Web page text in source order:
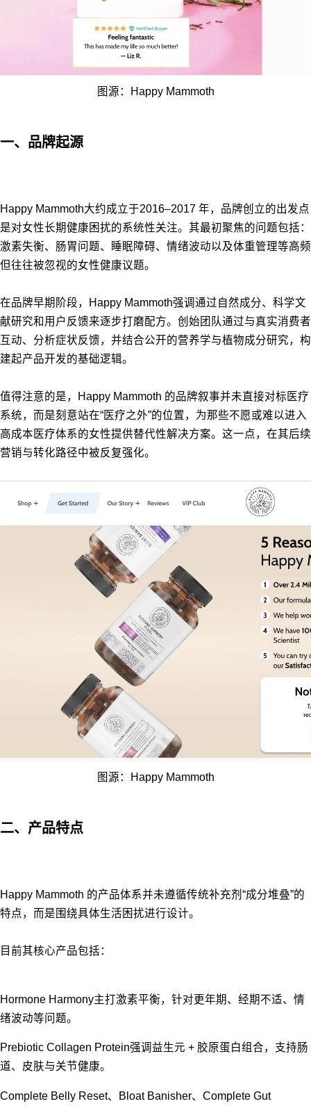
图源：Happy Mammoth
一、品牌起源
Happy Mammoth大约成立于2016–2017 年，品牌创立的出发点
是对女性长期健康困扰的系统性关注。其最初聚焦的问题包括：
激素失衡、肠胃问题、睡眠障碍、情绪波动以及体重管理等高频
但往往被忽视的女性健康议题。
在品牌早期阶段，Happy Mammoth强调通过自然成分、科学文
献研究和用户反馈来逐步打磨配方。创始团队通过与真实消费者
互动、分析症状反馈，并结合公开的营养学与植物成分研究，构
建起产品开发的基础逻辑。
值得注意的是，Happy Mammoth 的品牌叙事并未直接对标医疗
系统，而是刻意站在“医疗之外”的位置，为那些不愿或难以进入
高成本医疗体系的女性提供替代性解决方案。这一点，在其后续
营销与转化路径中被反复强化。
图源：Happy Mammoth
二、产品特点
Happy Mammoth 的产品体系并未遵循传统补充剂“成分堆叠”的
特点，而是围绕具体生活困扰进行设计。
目前其核心产品包括：
Hormone Harmony主打激素平衡，针对更年期、经期不适、情
绪波动等问题。
Prebiotic Collagen Protein强调益生元 + 胶原蛋白组合，支持肠
道、皮肤与关节健康。
Complete Belly Reset、Bloat Banisher、Complete Gut